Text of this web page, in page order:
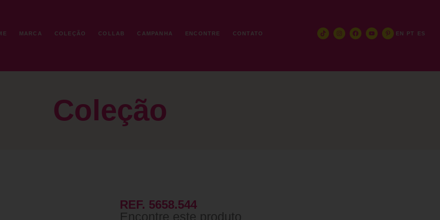
MARCA COLEÇÃO COLLAB CAMPANHA ENCONTRE CONTATO EN PT ES
Coleção
REF. 5658.544
Encontre este produto